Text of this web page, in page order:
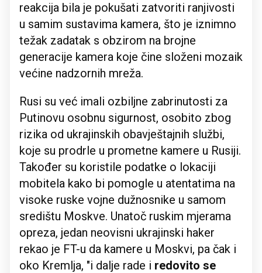
reakcija bila je pokušati zatvoriti ranjivosti
u samim sustavima kamera, što je iznimno
težak zadatak s obzirom na brojne
generacije kamera koje čine složeni mozaik
većine nadzornih mreža.
Rusi su već imali ozbiljne zabrinutosti za
Putinovu osobnu sigurnost, osobito zbog
rizika od ukrajinskih obavještajnih službi,
koje su prodrle u prometne kamere u Rusiji.
Također su koristile podatke o lokaciji
mobitela kako bi pomogle u atentatima na
visoke ruske vojne dužnosnike u samom
središtu Moskve. Unatoč ruskim mjerama
opreza, jedan neovisni ukrajinski haker
rekao je FT-u da kamere u Moskvi, pa čak i
oko Kremlja, "i dalje rade i redovito se